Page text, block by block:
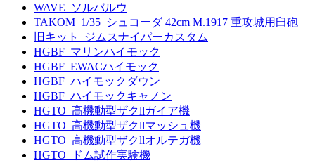
WAVE_ソルバルウ
TAKOM_1/35_シュコーダ 42cm M.1917 重攻城用臼砲
旧キット_ジムスナイパーカスタム
HGBF_マリンハイモック
HGBF_EWACハイモック
HGBF_ハイモックダウン
HGBF_ハイモックキャノン
HGTO_高機動型ザクllガイア機
HGTO_高機動型ザクllマッシュ機
HGTO_高機動型ザクllオルテガ機
HGTO_ドム試作実験機